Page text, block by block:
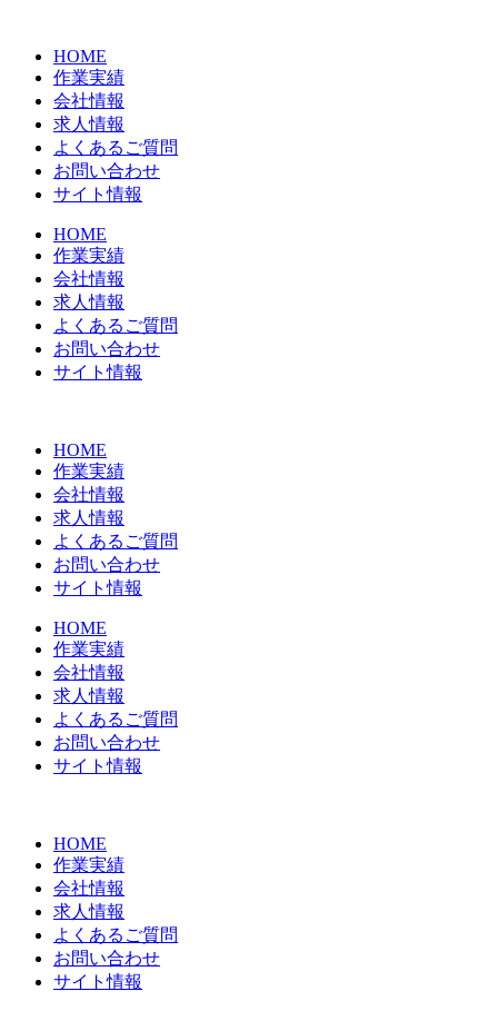
HOME
作業実績
会社情報
求人情報
よくあるご質問
お問い合わせ
サイト情報
HOME
作業実績
会社情報
求人情報
よくあるご質問
お問い合わせ
サイト情報
HOME
作業実績
会社情報
求人情報
よくあるご質問
お問い合わせ
サイト情報
HOME
作業実績
会社情報
求人情報
よくあるご質問
お問い合わせ
サイト情報
HOME
作業実績
会社情報
求人情報
よくあるご質問
お問い合わせ
サイト情報